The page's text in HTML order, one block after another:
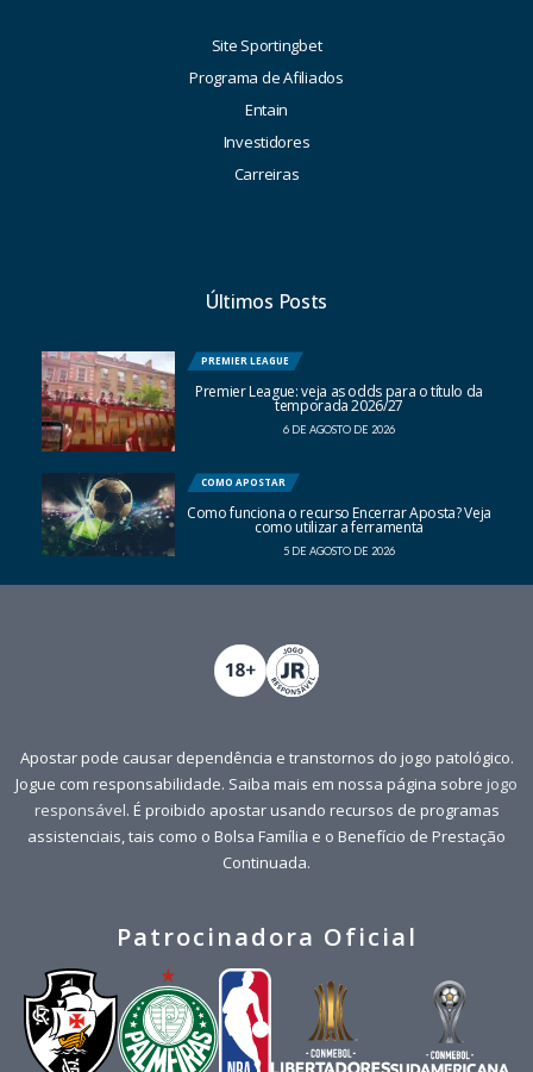
Site Sportingbet
Programa de Afiliados
Entain
Investidores
Carreiras
Últimos Posts
PREMIER LEAGUE
Premier League: veja as odds para o título da
temporada 2026/27
6 DE AGOSTO DE 2026
COMO APOSTAR
Como funciona o recurso Encerrar Aposta? Veja
como utilizar a ferramenta
5 DE AGOSTO DE 2026
Apostar pode causar dependência e transtornos do jogo patológico.
Jogue com responsabilidade. Saiba mais em nossa página sobre jogo
responsável. É proibido apostar usando recursos de programas
assistenciais, tais como o Bolsa Família e o Benefício de Prestação
Continuada.
Patrocinadora Oficial